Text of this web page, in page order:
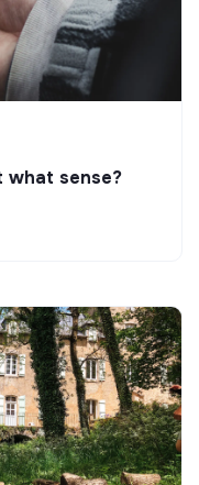
what sense?